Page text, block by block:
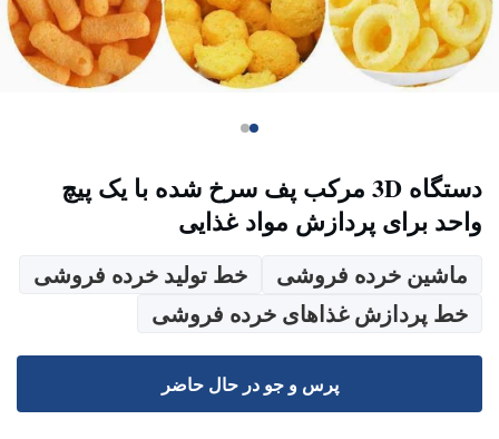
دستگاه 3D مرکب پف سرخ شده با یک پیچ
واحد برای پردازش مواد غذایی
ماشین خرده فروشی
خط تولید خرده فروشی
خط پردازش غذاهای خرده فروشی
پرس و جو در حال حاضر